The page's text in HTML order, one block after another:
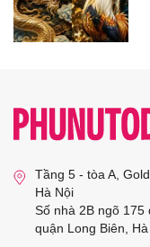
Tầng 5 - tòa A,
Hà Nội
Số nhà 2B ngõ 175
quận Long Biên,